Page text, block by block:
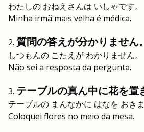
わたしの おねえさんは いしゃです。
Minha irmã mais velha é médica.
質問の答えが分かりません。
しつもんの こたえが わかりません。
Não sei a resposta da pergunta.
テーブルの真ん中に花を置
テーブルの まんなかに はなを おきま
Coloquei flores no meio da mesa.